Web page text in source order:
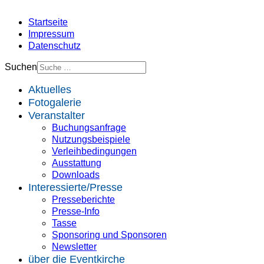
Startseite
Impressum
Datenschutz
Suchen
Aktuelles
Fotogalerie
Veranstalter
Buchungsanfrage
Nutzungsbeispiele
Verleihbedingungen
Ausstattung
Downloads
Interessierte/Presse
Presseberichte
Presse-Info
Tasse
Sponsoring und Sponsoren
Newsletter
über die Eventkirche